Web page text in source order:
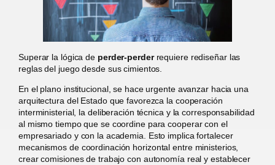
Superar la lógica de perder-perder requiere rediseñar las
reglas del juego desde sus cimientos.
En el plano institucional, se hace urgente avanzar hacia una
arquitectura del Estado que favorezca la cooperación
interministerial, la deliberación técnica y la corresponsabilidad
al mismo tiempo que se coordine para cooperar con el
empresariado y con la academia. Esto implica fortalecer
mecanismos de coordinación horizontal entre ministerios,
crear comisiones de trabajo con autonomía real y establecer